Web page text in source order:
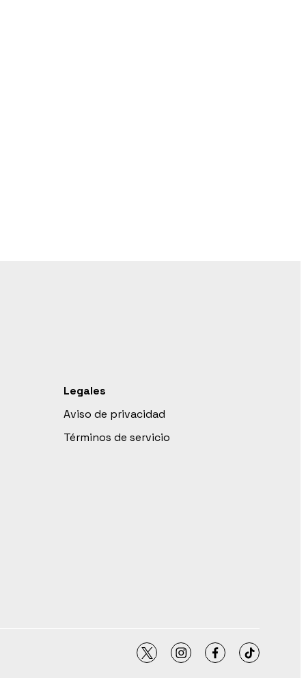
Legales
Aviso de privacidad
Términos de servicio
twitterinstagram
facebooktiktok